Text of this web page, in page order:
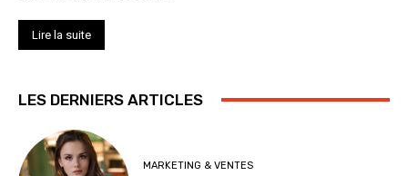
Lire la suite
LES DERNIERS ARTICLES
MARKETING & VENTES